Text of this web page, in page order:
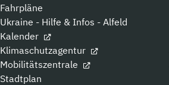
Fahrpläne
Ukraine - Hilfe & Infos - Alfeld
Kalender
Klimaschutzagentur
Mobilitätszentrale
Stadtplan